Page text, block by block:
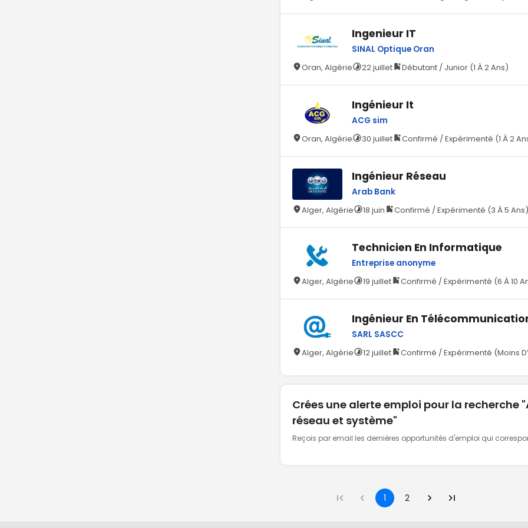
Ingenieur IT
SINAL Optique Oran
Oran, Algérie
22 juillet Débutant / Junior (1 À 2 Ans)
Ingénieur It
ACG sim
Oran, Algérie
30 juillet Confirmé / Expérimenté (1 À 2
Ingénieur Réseau
Arab Bank
Alger, Algérie
18 juin Confirmé / Expérimenté (3 À 5
Technicien En Informatique
Entreprise anonyme
Alger, Algérie
19 juillet Confirmé / Expérimenté (6 À 10
Ingénieur En
SARL SASCC
Alger, Algérie
12 juillet Confirmé / Expérimenté (Moins
Crées une alerte emploi pour la recherche
réseau et système"
Reçois par email les dernières opportunités d'emploi qui
1 2